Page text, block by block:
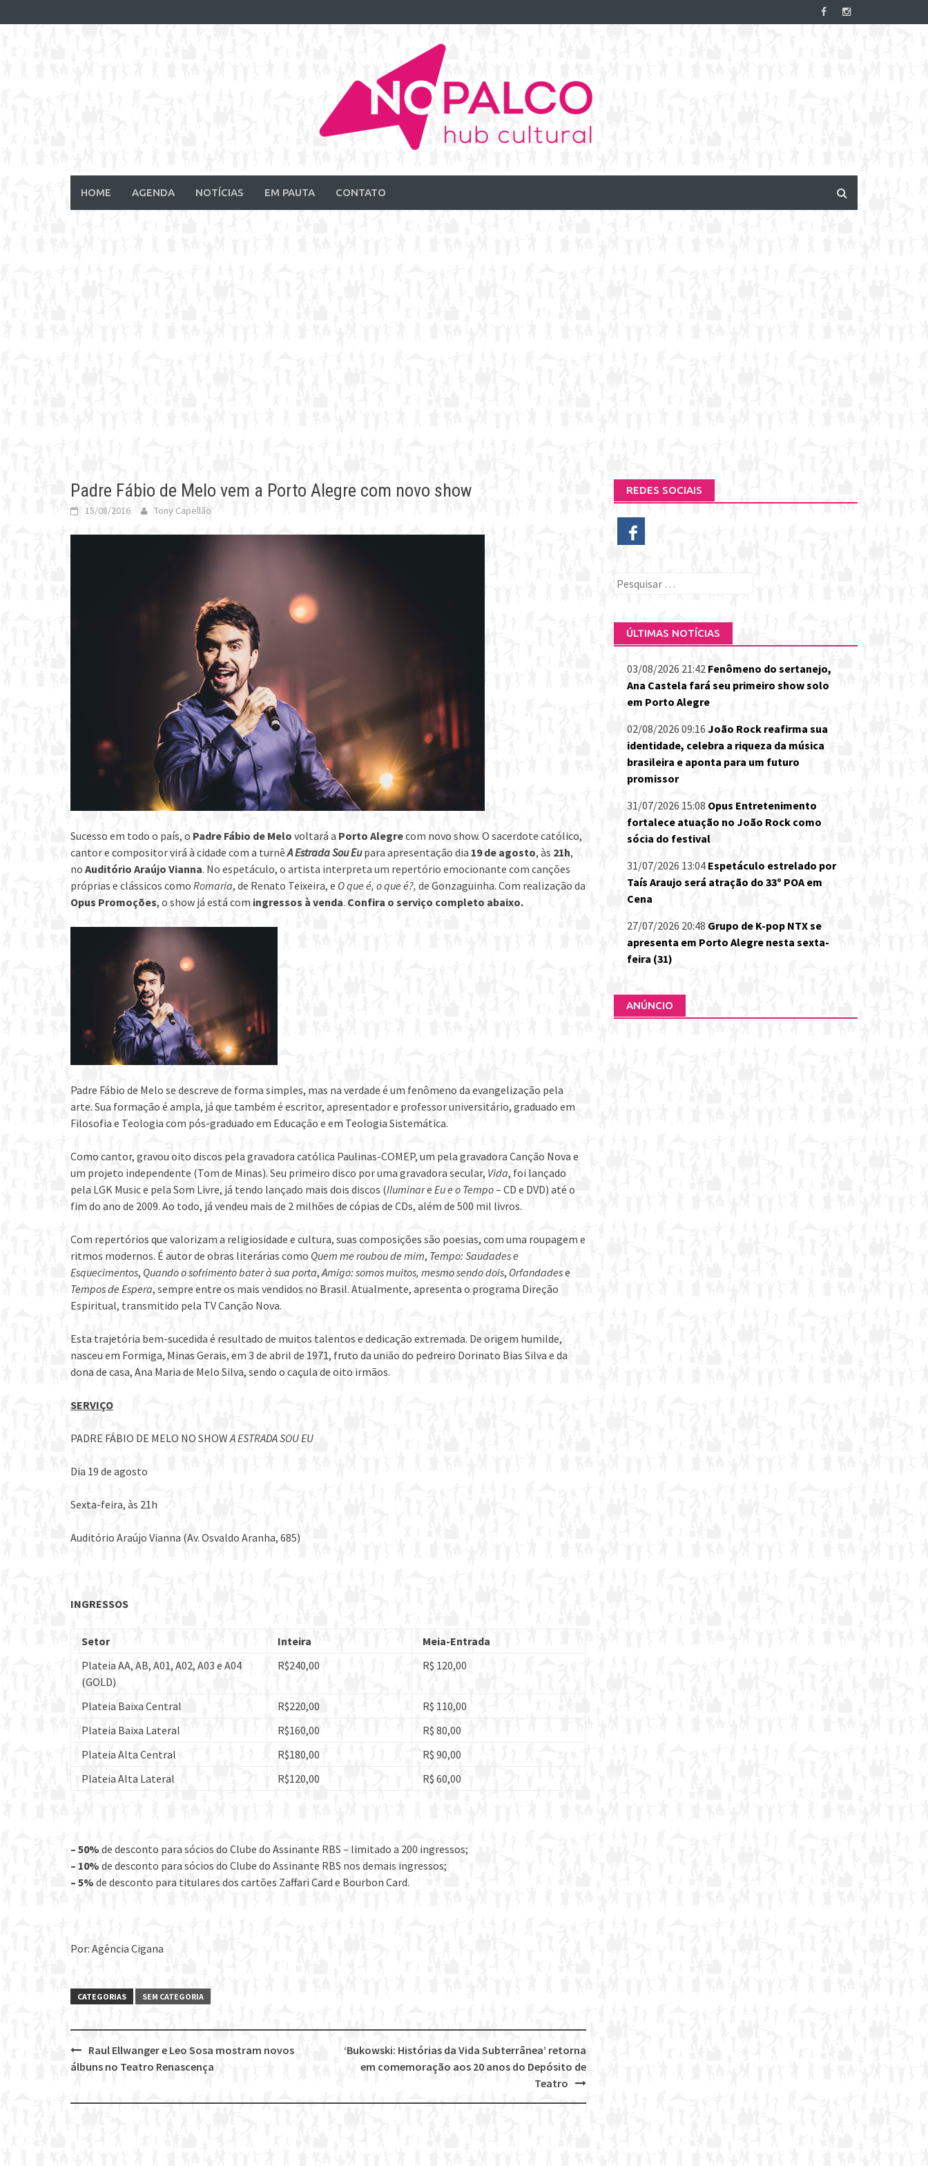
to
HOME AGENDA NOTÍCIAS EM PAUTA CONTATO
Padre Fábio de Melo vem a Porto Alegre com novo show
15/08/2016 Tony Capellão
Sucesso em todo o país, o Padre Fábio de Melo voltará a Porto Alegrecom novo show. O sacerdote católico,
cantor e compositor virá à cidade com a turnêA Estrada Sou Eupara apresentação dia 19 de agosto, às 21h,
no Auditório Araújo Vianna. No espetáculo, o artista interpreta um repertório emocionante com canções
próprias e clássicos como Romaria, de Renato Teixeira, e O que é, o que é?, de Gonzaguinha. Com realização da
Opus Promoções, o show já está com ingressos à venda. Confira o serviço completo abaixo.
Padre Fábio de Melo se descreve de forma simples, mas na verdade é um fenômeno da evangelização pela
arte. Sua formação é ampla, já que também é escritor, apresentador e professor universitário, graduado em
Filosofia e Teologia com pós-graduado em Educação e em Teologia Sistemática.
Como cantor, gravou oito discos pela gravadora católica Paulinas-COMEP, um pela gravadora Canção Nova e
um projeto independente (Tom de Minas). Seu primeiro disco por uma gravadora secular, Vida, foi lançado
pela LGK Music e pela Som Livre, já tendo lançado mais dois discos (Iluminare Eu e o Tempo– CD e DVD) até o
fim do ano de 2009. Ao todo, já vendeu mais de 2 milhões de cópias de CDs, além de 500 mil livros.
Com repertórios que valorizam a religiosidade e cultura, suas composições são poesias, com uma roupagem e
ritmos modernos. É autor de obras literárias como Quem me roubou de mim, Tempo: Saudades e
Esquecimentos, Quando o sofrimento bater à sua porta,Amigo: somos muitos, mesmo sendo dois, Orfandadese
Tempos de Espera, sempre entre os mais vendidos no Brasil. Atualmente, apresenta o programa Direção
Espiritual, transmitido pela TV Canção Nova.
Esta trajetória bem-sucedida é resultado de muitos talentos e dedicação extremada. De origem humilde,
nasceu em Formiga, Minas Gerais, em 3 de abril de 1971, fruto da união do pedreiro Dorinato Bias Silva e da
dona de casa, Ana Maria de Melo Silva, sendo o caçula de oito irmãos.
SERVIÇO
PADRE FÁBIO DE MELO NO SHOWA ESTRADA SOU EU
Dia 19 de agosto
Sexta-feira, às 21h
Auditório Araújo Vianna (Av. Osvaldo Aranha, 685)
INGRESSOS
Setor Inteira
Meia-Entrada
Plateia AA, AB, A01, A02, A03 e A04
(GOLD)
R$240,00 R$ 120,00
Plateia Baixa Central R$220,00
R$ 110,00
Plateia Baixa Lateral
R$160,00
R$ 80,00
Plateia Alta Central
R$180,00
R$ 90,00
Plateia Alta Lateral
R$120,00 R$ 60,00
– 50% de desconto para sócios do Clube do Assinante RBS – limitado a 200 ingressos;
– 10% de desconto para sócios do Clube do Assinante RBS nos demais ingressos;
– 5% de desconto para titulares dos cartões Zaffari Card e Bourbon Card.
Por: Agência Cigana
CATEGORIAS SEM CATEGORIA
Post
‘Bukowski: Histórias da Vida Subterrânea’ retorna
em comemoração aos 20 anos do Depósito de
Teatro
Raul Ellwanger e Leo Sosa mostram novos
álbuns no Teatro Renascença
REDES SOCIAIS
Pesquisar
ÚLTIMAS NOTÍCIAS
03/08/2026 21:42 Fenômeno do sertanejo,
Ana Castela fará seu primeiro show solo
em Porto Alegre
02/08/2026 09:16 João Rock reafirma sua
identidade, celebra a riqueza da música
brasileira e aponta para um futuro
promissor
31/07/2026 15:08 Opus Entretenimento
fortalece atuação no João Rock como
sócia do festival
31/07/2026 13:04 Espetáculo estrelado por
Taís Araujo será atração do 33º POA em
Cena
27/07/2026 20:48 Grupo de K-pop NTX se
apresenta em Porto Alegre nesta sexta-
feira (31)
ANÚNCIO